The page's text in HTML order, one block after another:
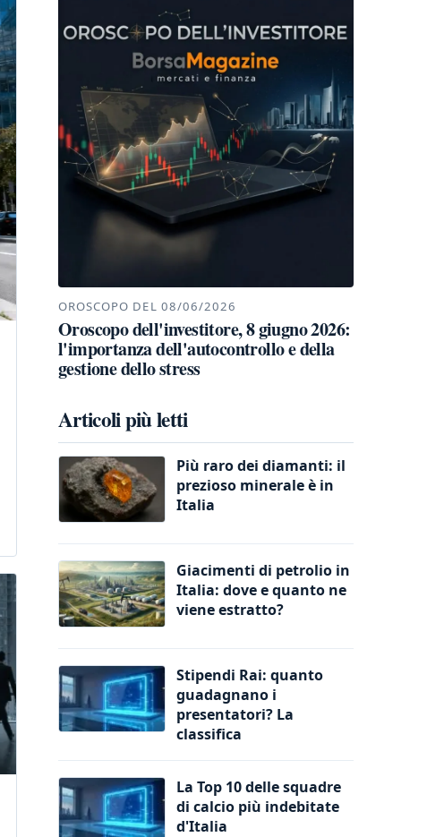
OROSCOPO DEL 08/06/2026
Oroscopo dell'investitore, 8 giugno 2026:
l'importanza dell'autocontrollo e della
gestione dello stress
Articoli più letti
Più raro dei diamanti: il
prezioso minerale è in
Italia
Giacimenti di petrolio in
Italia: dove e quanto ne
viene estratto?
Stipendi Rai: quanto
guadagnano i
presentatori? La
classifica
La Top 10 delle squadre
di calcio più indebitate
d'Italia